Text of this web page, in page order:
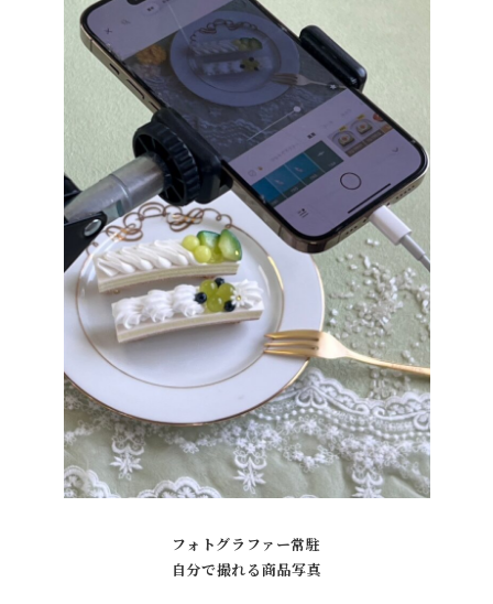
フォトグラファー常駐
自分で撮れる商品写真